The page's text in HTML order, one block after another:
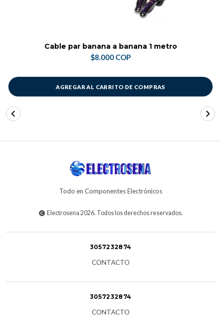
Cable par banana a banana 1 metro
$8.000 COP
AGREGAR AL CARRITO DE COMPRAS
Todo en Componentes Electrónicos
Electrosena 2026. Todos los derechos reservados.
3057232874
CONTACTO
3057232874
CONTACTO